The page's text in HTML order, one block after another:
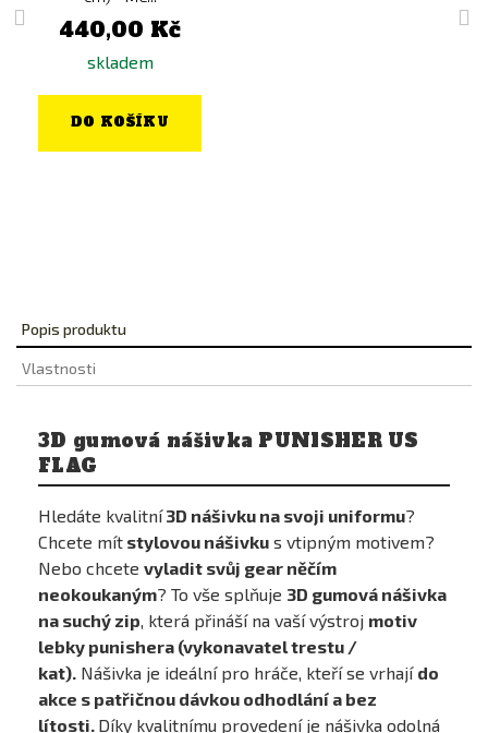
440,00 Kč
skladem
DO KOŠÍKU
Popis produktu
Vlastnosti
3D gumová nášivka PUNISHER US
FLAG
Hledáte kvalitní3D nášivku na svoji uniformu?
Chcete mít stylovou nášivku s vtipným motivem?
Nebo chcete vyladit svůj gear něčím
neokoukaným? To vše splňuje 3D gumová nášivka
na suchý zip , která přináší na vaší výstroj motiv
lebky punishera (vykonavatel trestu /
kat). Nášivka je ideální pro hráče, kteří se vrhají do
akce s patřičnou dávkou odhodlání a bez
lítosti. Díky kvalitnímu provedení je nášivka odolná